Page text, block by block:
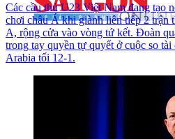
Các cầu thủ U23 Việt Nam đang tạo
chơi châu Á khi giành liên tiếp 2 trận
A, rộng cửa vào vòng tứ kết. Đoàn
trong tay quyền tự quyết ở cuộc so
Arabia tối 12-1.